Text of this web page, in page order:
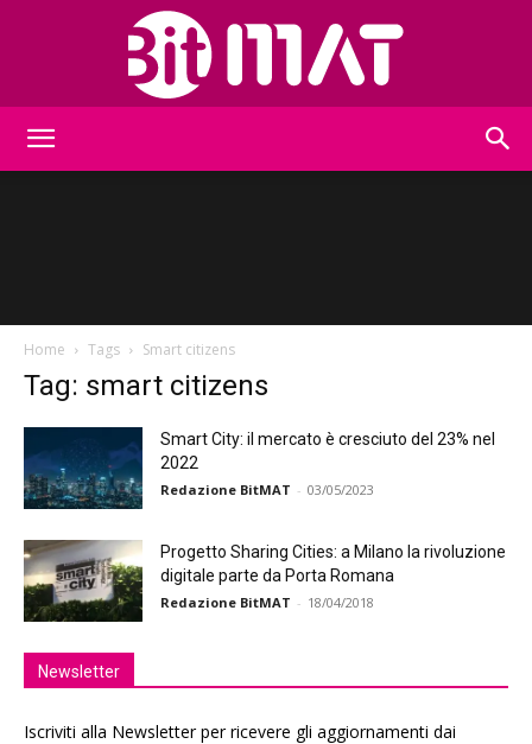
Home Tags Smart citizens
Tag: smart citizens
Smart City: il mercato è cresciuto del 23% nel
2022
Redazione BitMAT - 03/05/2023
Progetto Sharing Cities: a Milano la rivoluzione
digitale parte da Porta Romana
Redazione BitMAT - 18/04/2018
Newsletter
Iscriviti alla Newsletter per ricevere gli aggiornamenti dai